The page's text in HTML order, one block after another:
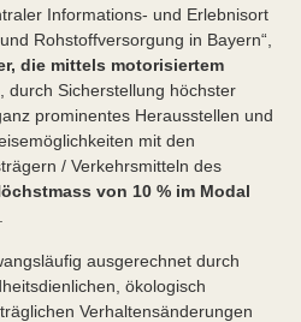
Informations- und Erlebnisort
Rohstoffversorgung in Bayern“,
die mittels motorisiertem
, durch Sicherstellung höchster
prominentes Herausstellen und
mit den
/ Verkehrsmitteln des
von 10 % im Modal
ausgerechnet durch
ökologisch
Verhaltensänderungen